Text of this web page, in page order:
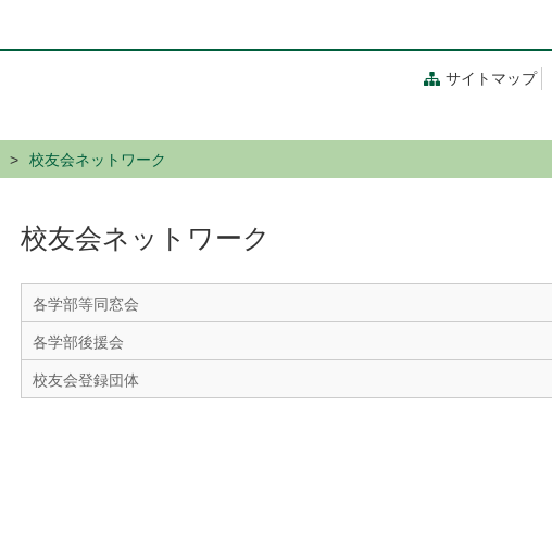
サイトマップ
校友会ネットワーク
校友会ネットワーク
各学部等同窓会
各学部後援会
校友会登録団体